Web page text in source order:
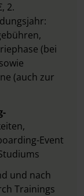
2.
(bei
(auch zur
Event
und nach
Trainings